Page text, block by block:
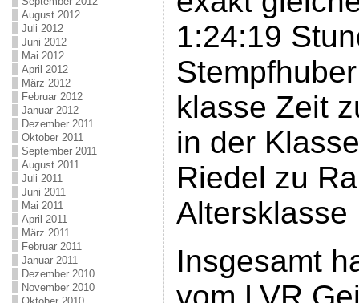
August 2012
Juli 2012
Juni 2012
Mai 2012
April 2012
März 2012
Februar 2012
Januar 2012
Dezember 2011
Oktober 2011
September 2011
August 2011
Juli 2011
Juni 2011
Mai 2011
April 2011
März 2011
Februar 2011
Januar 2011
Dezember 2010
November 2010
1:24:19
klasse Zeit
in der
Riedel zu
Altersklasse
Insgesamt